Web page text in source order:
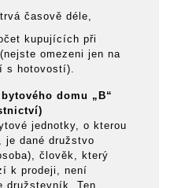
časově déle,
kupujících při
omezeni jen na
s hotovostí).
domu „B“
jednotky, o kterou
je dané družstvo
člověk, který
k prodeji, není
družstevník. Ten